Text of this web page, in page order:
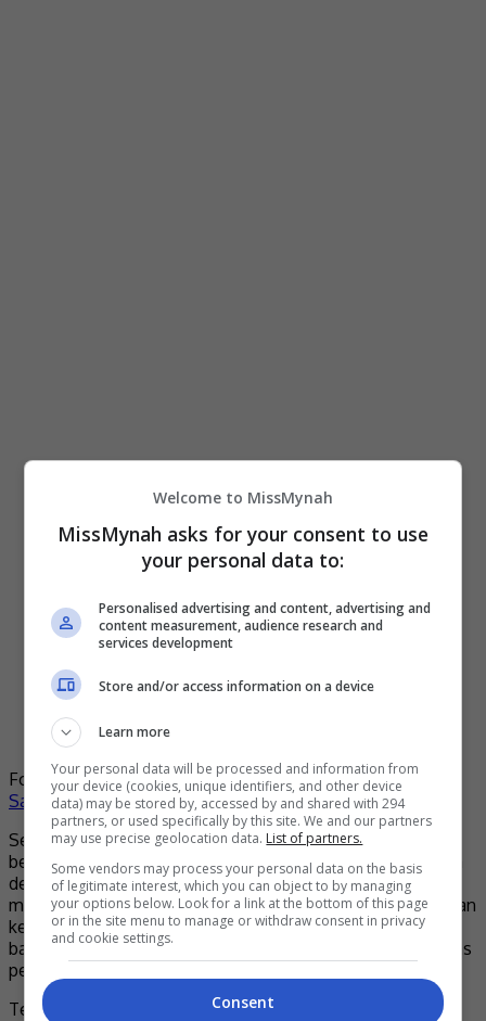
Foto:Tan Sri Annuar Musa Instagram&Datuk Seri Ismail
Sabri Instagram
Selain terkenal dengan bangunan-bangunan bersejarah,
beca merupakan produk pelancongan yang sangat sinonim
dengan negeri Melaka. Perarakan Hari Malaysia 2022 yang
mengangkat tema tahun 50-an dan 60-an dimulakan dengan
kemunculan motosikal vespa, disusuli dengan perarakan
basikal tua dan tetamu kehormat yang menaiki beca berhias
penuh warna-warni sepanjang Jalan Parameswara.
Tetamu kehormat termasuk Perdana Menteri Datuk Seri
Welcome to MissMynah
MissMynah asks for your consent to use
your personal data to:
Personalised advertising and content, advertising and
content measurement, audience research and
services development
Store and/or access information on a device
Learn more
Your personal data will be processed and information from
your device (cookies, unique identifiers, and other device
data) may be stored by, accessed by and shared with 294
partners, or used specifically by this site. We and our partners
may use precise geolocation data. List of partners.
Some vendors may process your personal data on the basis
of legitimate interest, which you can object to by managing
your options below. Look for a link at the bottom of this page
or in the site menu to manage or withdraw consent in privacy
and cookie settings.
Consent